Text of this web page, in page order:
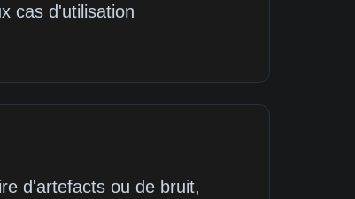
cas d'utilisation
d'artefacts ou de bruit,